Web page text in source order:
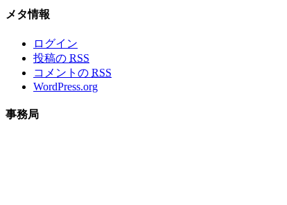
メタ情報
ログイン
投稿の RSS
コメントの RSS
WordPress.org
事務局